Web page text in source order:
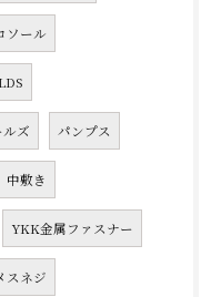
ソール
ルズ パンプス
中敷き
YKK金属ファスナー
スネジ